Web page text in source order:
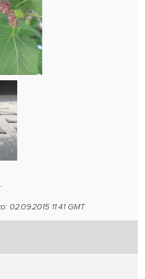
02.09.2015 11:41 GMT